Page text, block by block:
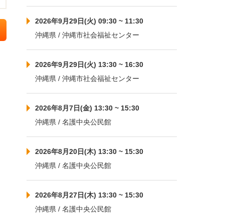
2026年9月29日(火) 09:30 ~ 11:30
沖縄県 / 沖縄市社会福祉センター
2026年9月29日(火) 13:30 ~ 16:30
沖縄県 / 沖縄市社会福祉センター
2026年8月7日(金) 13:30 ~ 15:30
沖縄県 / 名護中央公民館
2026年8月20日(木) 13:30 ~ 15:30
沖縄県 / 名護中央公民館
2026年8月27日(木) 13:30 ~ 15:30
沖縄県 / 名護中央公民館